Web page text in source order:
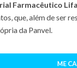
Farmacêutico
que, além de ser
da Panvel.
ME